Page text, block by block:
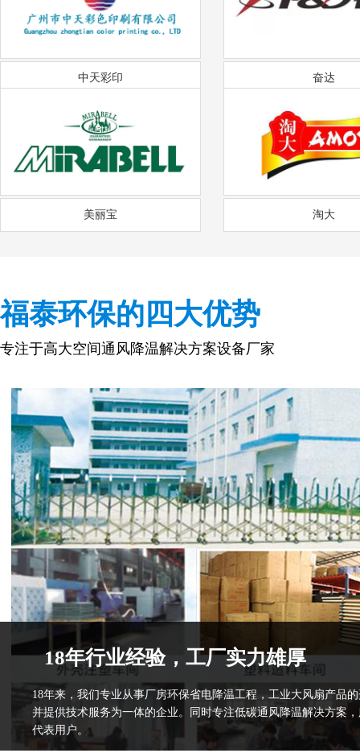
中天彩印 奋达
美丽宝 淘大
福泰环保的四大优势
专注于高大空间通风降温解决方案设备厂家
18年行业经验，工厂实力雄厚
18年来，我们专业从事厂房环保省电降温工程，工业大风扇产品
并提供技术服务为一体的企业。同时专注低碳通风降温解决方案
代表用户。